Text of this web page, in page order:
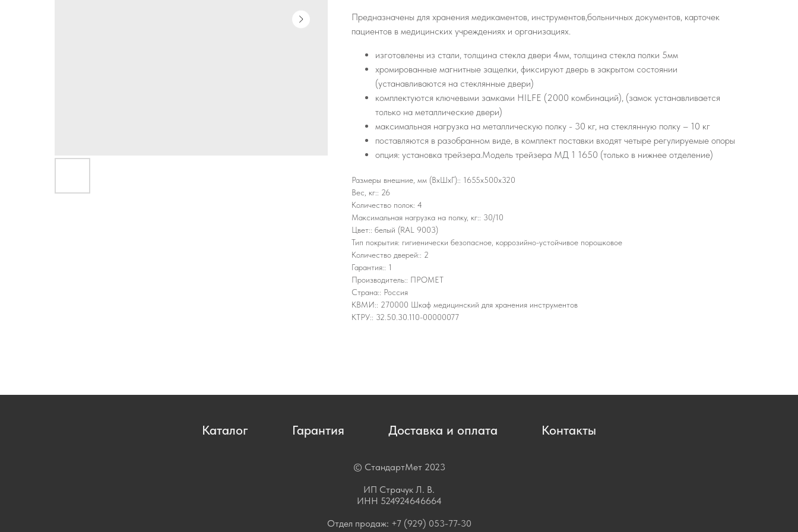
Предназначены для хранения медикаментов, инструментов,больничных документов, карточек
пациентов в медицинских учреждениях и организациях.
изготовлены из стали, толщина стекла двери 4мм, толщина стекла полки 5мм
хромированные магнитные защелки, фиксируют дверь в закрытом состоянии
(устанавливаются на стеклянные двери)
комплектуются ключевыми замками HILFE (2000 комбинаций), (замок устанавливается
только на металлические двери)
максимальная нагрузка на металлическую полку - 30 кг, на стеклянную полку – 10 кг
поставляются в разобранном виде, в комплект поставки входят четыре регулируемые опоры
опция: установка трейзера.Модель трейзера МД 1 1650 (только в нижнее отделение)
Размеры внешние, мм (ВхШхГ):: 1655x500x320
Вес, кг:: 26
Количество полок: 4
Максимальная нагрузка на полку, кг:: 30/10
Цвет:: белый (RAL 9003)
Тип покрытия: гигиенически безопасное, коррозийно-устойчивое порошковое
Количество дверей:: 2
Гарантия:: 1
Производитель:: ПРОМЕТ
Страна:: Россия
КВМИ:: 270000 Шкаф медицинский для хранения инструментов
КТРУ:: 32.50.30.110-00000077
Каталог Гарантия Доставка и оплата Контакты
© СтандартМет 2023
ИП Страчук Л. В.
ИНН 524924646664
Отдел продаж: +7 (929) 053-77-30